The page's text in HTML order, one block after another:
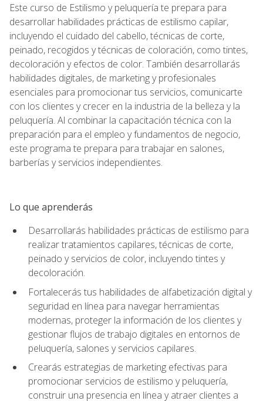
Este curso de Estilismo y peluquería te prepara para
desarrollar habilidades prácticas de estilismo capilar,
incluyendo el cuidado del cabello, técnicas de corte,
peinado, recogidos y técnicas de coloración, como tintes,
decoloración y efectos de color. También desarrollarás
habilidades digitales, de marketing y profesionales
esenciales para promocionar tus servicios, comunicarte
con los clientes y crecer en la industria de la belleza y la
peluquería. Al combinar la capacitación técnica con la
preparación para el empleo y fundamentos de negocio,
este programa te prepara para trabajar en salones,
barberías y servicios independientes.
Lo que aprenderás
Desarrollarás habilidades prácticas de estilismo para
realizar tratamientos capilares, técnicas de corte,
peinado y servicios de color, incluyendo tintes y
decoloración.
Fortalecerás tus habilidades de alfabetización digital y
seguridad en línea para navegar herramientas
modernas, proteger la información de los clientes y
gestionar flujos de trabajo digitales en entornos de
peluquería, salones y servicios capilares.
Crearás estrategias de marketing efectivas para
promocionar servicios de estilismo y peluquería,
construir una presencia en línea y atraer clientes a